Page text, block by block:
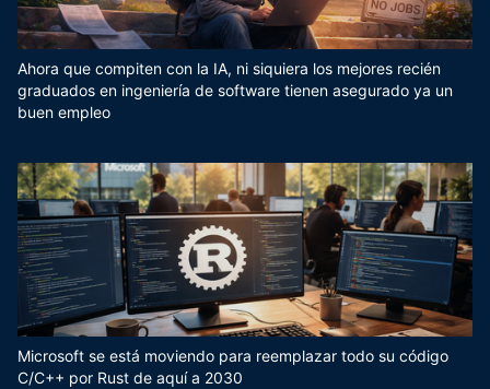
Ahora que compiten con la IA, ni siquiera los mejores recién
graduados en ingeniería de software tienen asegurado ya un
buen empleo
Microsoft se está moviendo para reemplazar todo su código
C/C++ por Rust de aquí a 2030